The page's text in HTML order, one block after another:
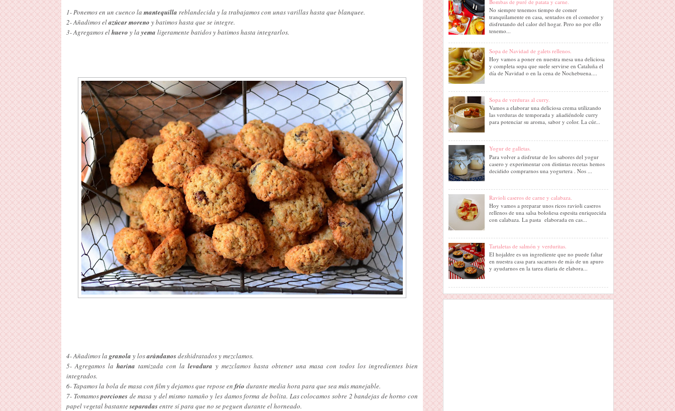
1- Ponemos en un cuenco la mantequilla reblandecida y la trabajamos con unas varillas hasta que blanquee.
2- Añadimos elazúcar moreno y batimos hasta que se integre.
3- Agregamos elhuevo y la yema ligeramente batidos y batimos hasta integrarlos.
4- Añadimos la granola y losarándanosdeshidratados y mezclamos.
5- Agregamos la harina tamizada con la levadura y mezclamos hasta obtener una masa con todos los ingredientes bien
integrados.
6- Tapamos la bola de masa con film y dejamos que repose en frío durante media hora para que sea más manejable.
7- Tomamosporciones de masa y del mismo tamaño y les damos forma de bolita. Las colocamos sobre 2 bandejas de horno con
papel vegetal bastanteseparadasentre sí para que no se peguen durante el horneado.
Bombas de puré de patata y carne.
No siempre tenemos tiempo de comer
tranquilamente en casa, sentados en el comedor y
disfrutando del calor del hogar. Pero no por ello
tenemo...
Sopa de Navidad de galets rellenos.
Hoy vamos a poner en nuestra mesa una deliciosa
y completa sopa que suele servirse en Cataluña el
día de Navidad o en la cena de Nochebuena....
Sopa de verduras al curry.
Vamos a elaborar una deliciosa crema utilizando
las verduras de temporada y añadiéndole curry
para potenciar su aroma, sabor y color. La cúr...
Yogur de galletas.
Para volver a disfrutar de los sabores del yogur
casero y experimentar con distintas recetas hemos
decidido comprarnos una yogurtera . Nos ...
Ravioli caseros de carne y calabaza.
Hoy vamos a preparar unos ricos ravioli caseros
rellenos de una salsa boloñesa espesita enriquecida
con calabaza. La pasta elaborada en cas...
Tartaletas de salmón y verduritas.
El hojaldre es un ingrediente que no puede faltar
en nuestra casa para sacarnos de más de un apuro
y ayudarnos en la tarea diaria de elabora...